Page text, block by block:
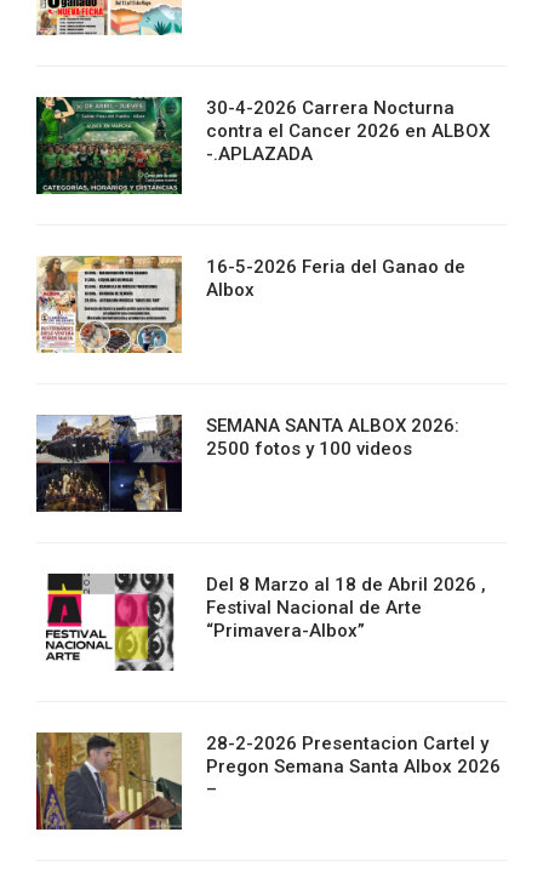
30-4-2026 Carrera Nocturna
contra el Cancer 2026 en ALBOX
-.APLAZADA
16-5-2026 Feria del Ganao de
Albox
SEMANA SANTA ALBOX 2026:
2500 fotos y 100 videos
Del 8 Marzo al 18 de Abril 2026 ,
Festival Nacional de Arte
“Primavera-Albox”
28-2-2026 Presentacion Cartel y
Pregon Semana Santa Albox 2026
–